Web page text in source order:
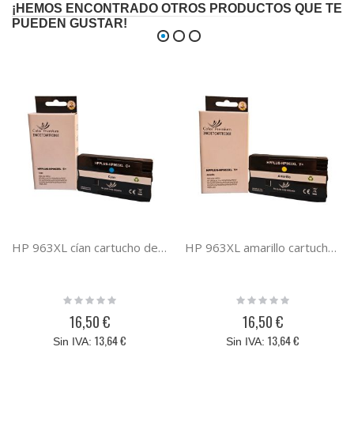
¡HEMOS ENCONTRADO OTROS PRODUCTOS QUE TE
PUEDEN GUSTAR!
HP 963XL cían cartucho de tinta compatible
Rating:
16,50 €
13,64 €
HP 963XL amarillo cartucho de tinta compatible
Rating:
16,50 €
13,64 €